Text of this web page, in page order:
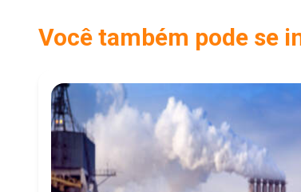
Você também pode se